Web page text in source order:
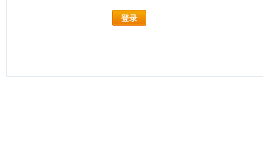
登录